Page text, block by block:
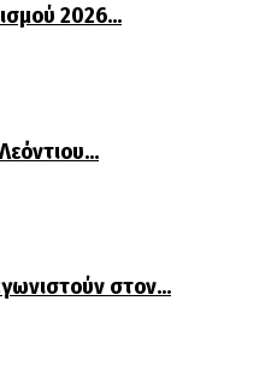
2026…
στον…